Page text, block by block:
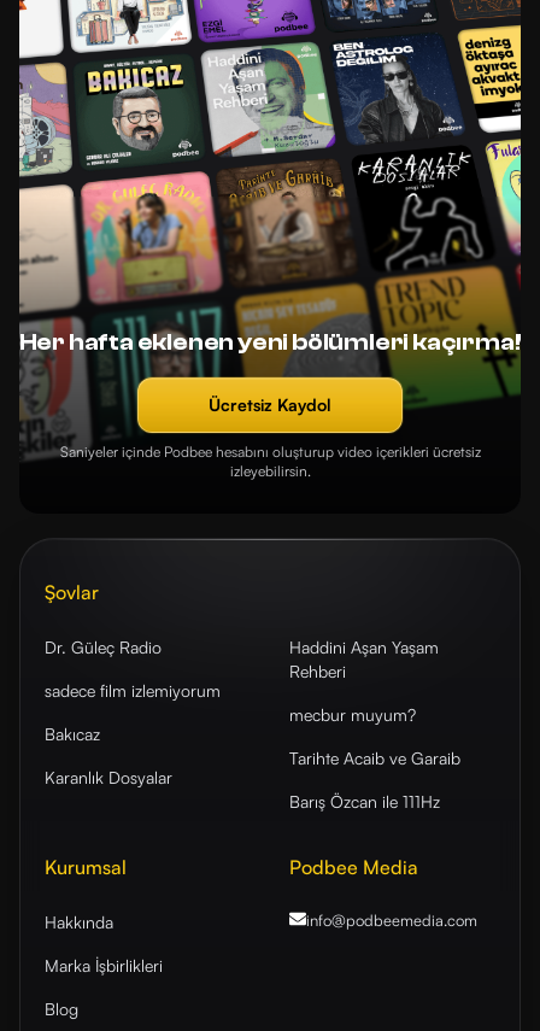
Her hafta eklenen yeni bölümleri kaçırma!
Ücretsiz Kaydol
Saniyeler içinde Podbee hesabını oluşturup video içerikleri ücretsiz
izleyebilirsin.
Şovlar
Dr. Güleç Radio
sadece film izlemiyorum
Bakıcaz
Karanlık Dosyalar
Haddini Aşan Yaşam
Rehberi
mecbur muyum?
Tarihte Acaib ve Garaib
Barış Özcan ile 111Hz
Kurumsal
Hakkında
Marka İşbirlikleri
Blog
Podbee Media
info@podbeemedia.com